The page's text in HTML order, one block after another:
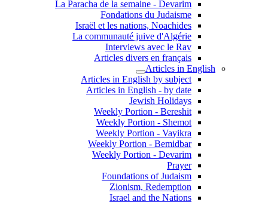
La Paracha de la semaine - Devarim
Fondations du Judaisme
Israël et les nations, Noachides
La communauté juive d'Algérie
Interviews avec le Rav
Articles divers en français
Articles in English
Articles in English by subject
Articles in English - by date
Jewish Holidays
Weekly Portion - Bereshit
Weekly Portion - Shemot
Weekly Portion - Vayikra
Weekly Portion - Bemidbar
Weekly Portion - Devarim
Prayer
Foundations of Judaism
Zionism, Redemption
Israel and the Nations